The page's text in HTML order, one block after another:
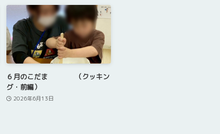
６月のこだま （クッキン
グ・前編）
2026年6月13日